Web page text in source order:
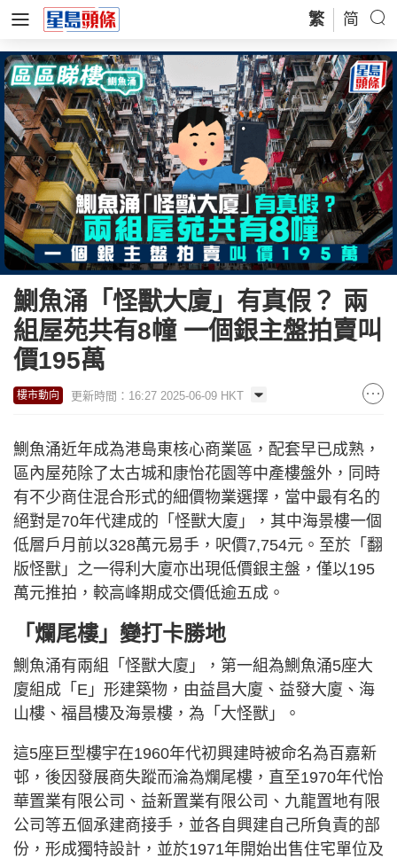
繁 简
鰂魚涌「怪獸大廈」有真假？ 兩
組屋苑共有8幢 一個銀主盤拍賣叫
價195萬
樓市動向 更新時間：16:27 2025-06-09 HKT
鰂魚涌近年成為港島東核心商業區，配套早已成熟，
區內屋苑除了太古城和康怡花園等中產樓盤外，同時
有不少商住混合形式的細價物業選擇，當中最有名的
絕對是70年代建成的「怪獸大廈」，其中海景樓一個
低層戶月前以328萬元易手，呎價7,754元。至於「翻
版怪獸」之一得利大廈亦出現低價銀主盤，僅以195
萬元推拍，較高峰期成交價低逾五成。
「爛尾樓」變打卡勝地
鰂魚涌有兩組「怪獸大廈」，第一組為鰂魚涌5座大
廈組成「E」形建築物，由益昌大廈、益發大廈、海
山樓、福昌樓及海景樓，為「大怪獸」。
這5座巨型樓宇在1960年代初興建時被命名為百嘉新
邨，後因發展商失蹤而淪為爛尾樓，直至1970年代怡
華置業有限公司、益新置業有限公司、九龍置地有限
公司等五個承建商接手，並各自興建自己所負責的部
份，形成獨特設計，並於1971年開始出售住宅單位及